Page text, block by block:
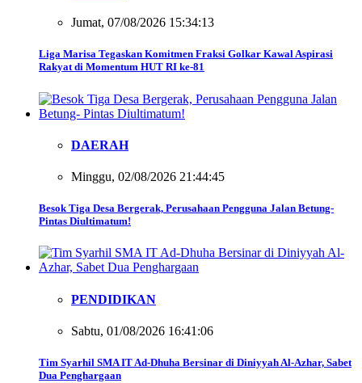
Jumat, 07/08/2026 15:34:13
Liga Marisa Tegaskan Komitmen Fraksi Golkar Kawal Aspirasi
Rakyat di Momentum HUT RI ke-81
DAERAH
Minggu, 02/08/2026 21:44:45
Besok Tiga Desa Bergerak, Perusahaan Pengguna Jalan Betung-
Pintas Diultimatum!
PENDIDIKAN
Sabtu, 01/08/2026 16:41:06
Tim Syarhil SMA IT Ad-Dhuha Bersinar di Diniyyah Al-Azhar, Sabet
Dua Penghargaan